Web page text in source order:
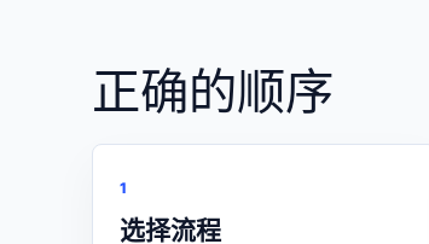
正确的顺序
1
选择流程